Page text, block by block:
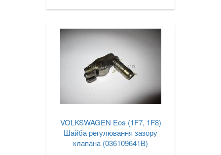
VOLKSWAGEN Eos (1F7, 1F8)
Шайба регулювання зазору
клапана (036109641B)